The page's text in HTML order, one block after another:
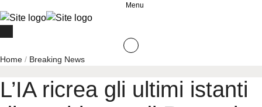
Menu
Home / Breaking News
L’IA ricrea gli ultimi istanti